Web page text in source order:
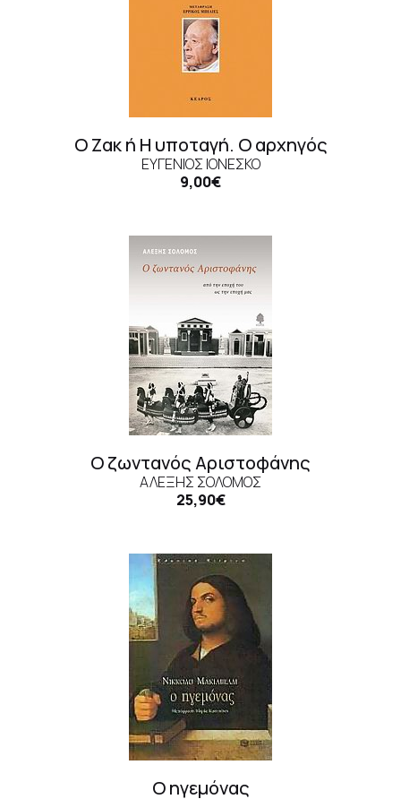
Ο Ζακ ή H υποταγή. Ο αρχηγός
ΕΥΓΈΝΙΟΣ ΙΟΝΈΣΚΟ
9,00€
Ο ζωντανός Αριστοφάνης
ΑΛΈΞΗΣ ΣΟΛΟΜΌΣ
25,90€
Ο ηγεμόνας